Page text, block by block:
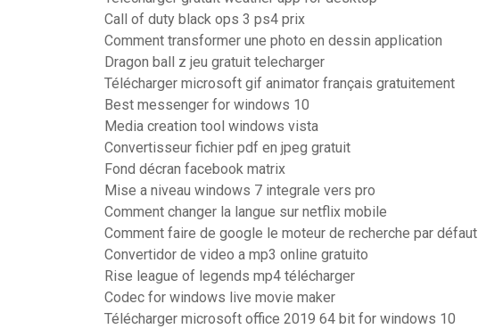
Call of duty black ops 3 ps4 prix
Comment transformer une photo en dessin application
Dragon ball z jeu gratuit telecharger
Télécharger microsoft gif animator français gratuitement
Best messenger for windows 10
Media creation tool windows vista
Convertisseur fichier pdf en jpeg gratuit
Fond décran facebook matrix
Mise a niveau windows 7 integrale vers pro
Comment changer la langue sur netflix mobile
Comment faire de google le moteur de recherche par défaut
Convertidor de video a mp3 online gratuito
Rise league of legends mp4 télécharger
Codec for windows live movie maker
Télécharger microsoft office 2019 64 bit for windows 10